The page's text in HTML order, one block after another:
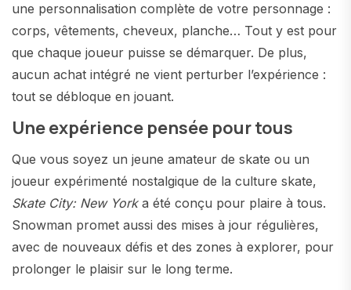
une personnalisation complète de votre personnage :
corps, vêtements, cheveux, planche… Tout y est pour
que chaque joueur puisse se démarquer. De plus,
aucun achat intégré ne vient perturber l’expérience :
tout se débloque en jouant.
Une expérience pensée pour tous
Que vous soyez un jeune amateur de skate ou un
joueur expérimenté nostalgique de la culture skate,
Skate City: New Yorka été conçu pour plaire à tous.
Snowman promet aussi des mises à jour régulières,
avec de nouveaux défis et des zones à explorer, pour
prolonger le plaisir sur le long terme.